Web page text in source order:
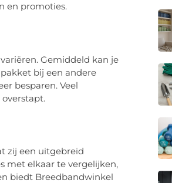
en promoties.
Gemiddeld kan je
bij een andere
besparen. Veel
zij een uitgebreid
met elkaar te vergelijken,
biedt Breedbandwinkel